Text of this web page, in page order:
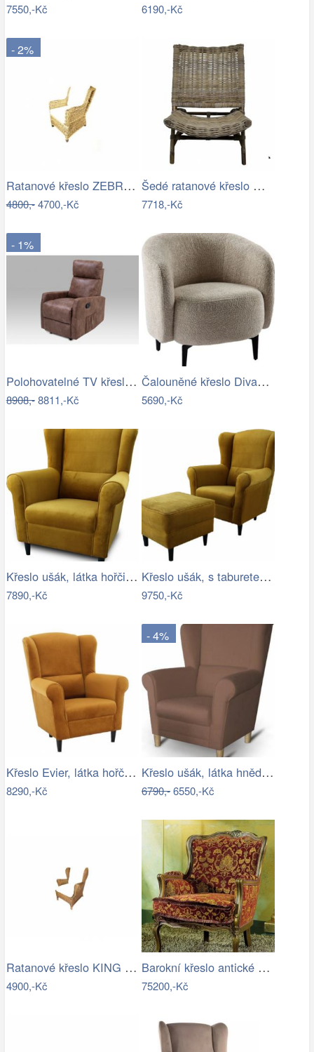
7550,-Kč 6190,-Kč
- 2%
Ratanové křeslo ZEBRA ušák - banánový…
4800,-4700,-Kč
Šedé ratanové křeslo Mirri - 57*85…
7718,-Kč
- 1%
Polohovatelné TV křeslo TV-5053 Autronic
8908,-8811,-Kč
Čalouněné křeslo Divano béžová/černá
5690,-Kč
Křeslo ušák, látka hořčicová, Charlot…
7890,-Kč
Křeslo ušák, s taburetem, látka…
9750,-Kč
Křeslo Evier, látka hořčicová
8290,-Kč
- 4%
Křeslo ušák, látka hnědá, CHARLOT Mdum
6790,-6550,-Kč
Ratanové křeslo KING ušák - tmavý med
4900,-Kč
Barokní křeslo antické ztvárnění laku…
75200,-Kč